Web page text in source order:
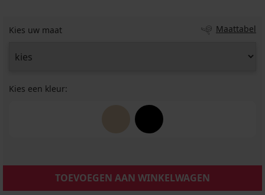
Kies uw maat Maattabel
Kies een kleur:
TOEVOEGEN AAN WINKELWAGEN